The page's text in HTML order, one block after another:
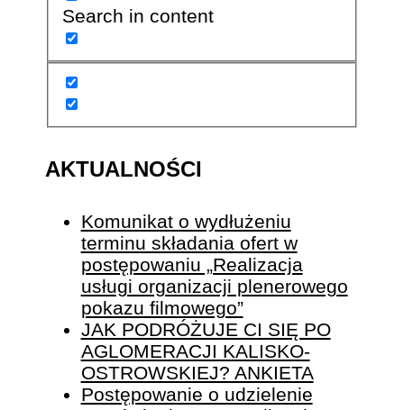
Search in content
AKTUALNOŚCI
Komunikat o wydłużeniu
terminu składania ofert w
postępowaniu „Realizacja
usługi organizacji plenerowego
pokazu filmowego”
JAK PODRÓŻUJE CI SIĘ PO
AGLOMERACJI KALISKO-
OSTROWSKIEJ? ANKIETA
Postępowanie o udzielenie